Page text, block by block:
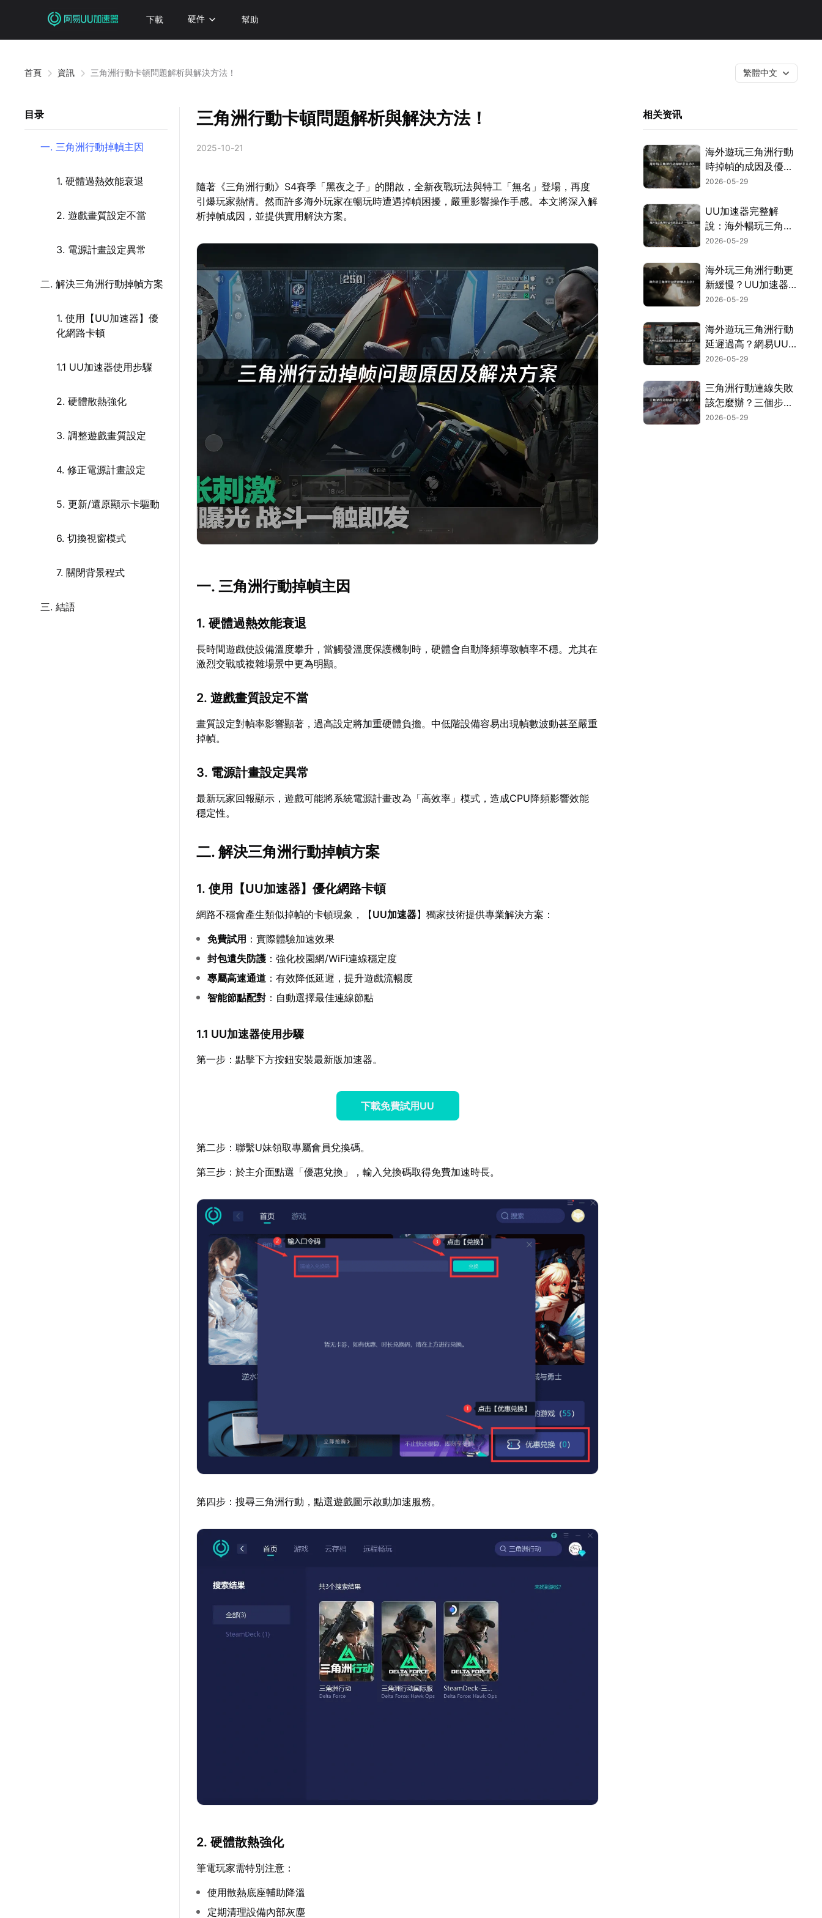
下載 硬件 幫助
首頁 資訊 三角洲行動卡頓問題解析與解決方法！ 繁體中文
目录
一. 三角洲行動掉幀主因
1. 硬體過熱效能衰退
2. 遊戲畫質設定不當
3. 電源計畫設定異常
二. 解決三角洲行動掉幀方案
1. 使用【UU加速器】優
化網路卡頓
1.1 UU加速器使用步驟
2. 硬體散熱強化
3. 調整遊戲畫質設定
4. 修正電源計畫設定
5. 更新/還原顯示卡驅動
6. 切換視窗模式
7. 關閉背景程式
三. 結語
三角洲行動卡頓問題解析與解決方法！
2025-10-21
隨著《三角洲行動》S4賽季「黑夜之子」的開啟，全新夜戰玩法與特工「無名」登場，再度
引爆玩家熱情。然而許多海外玩家在暢玩時遭遇掉幀困擾，嚴重影響操作手感。本文將深入解
析掉幀成因，並提供實用解決方案。
一. 三角洲行動掉幀主因
1. 硬體過熱效能衰退
長時間遊戲使設備溫度攀升，當觸發溫度保護機制時，硬體會自動降頻導致幀率不穩。尤其在
激烈交戰或複雜場景中更為明顯。
2. 遊戲畫質設定不當
畫質設定對幀率影響顯著，過高設定將加重硬體負擔。中低階設備容易出現幀數波動甚至嚴重
掉幀。
3. 電源計畫設定異常
最新玩家回報顯示，遊戲可能將系統電源計畫改為「高效率」模式，造成CPU降頻影響效能
穩定性。
二. 解決三角洲行動掉幀方案
1. 使用【UU加速器】優化網路卡頓
網路不穩會產生類似掉幀的卡頓現象，【UU加速器】獨家技術提供專業解決方案：
免費試用 ：實際體驗加速效果
封包遺失防護 ：強化校園網/WiFi連線穩定度
專屬高速通道 ：有效降低延遲，提升遊戲流暢度
智能節點配對 ：自動選擇最佳連線節點
1.1 UU加速器使用步驟
第一步：點擊下方按鈕安裝最新版加速器。
下載免費試用UU
第二步：聯繫U妹領取專屬會員兌換碼。
第三步：於主介面點選「優惠兌換」，輸入兌換碼取得免費加速時長。
第四步：搜尋三角洲行動，點選遊戲圖示啟動加速服務。
2. 硬體散熱強化
筆電玩家需特別注意：
使用散熱底座輔助降溫
定期清理設備內部灰塵
相关资讯
海外遊玩三角洲行動
時掉幀的成因及優化
方式完整剖析！
2026-05-29
UU加速器完整解
說：海外暢玩三角洲
行動告別卡頓！
2026-05-29
海外玩三角洲行動更
新緩慢？UU加速器
實測有效解決！
2026-05-29
海外遊玩三角洲行動
延遲過高？網易UU
加速器穩定加速攻
2026-05-29
三角洲行動連線失敗
該怎麼辦？三個步驟
搞定組隊卡頓問題！
2026-05-29